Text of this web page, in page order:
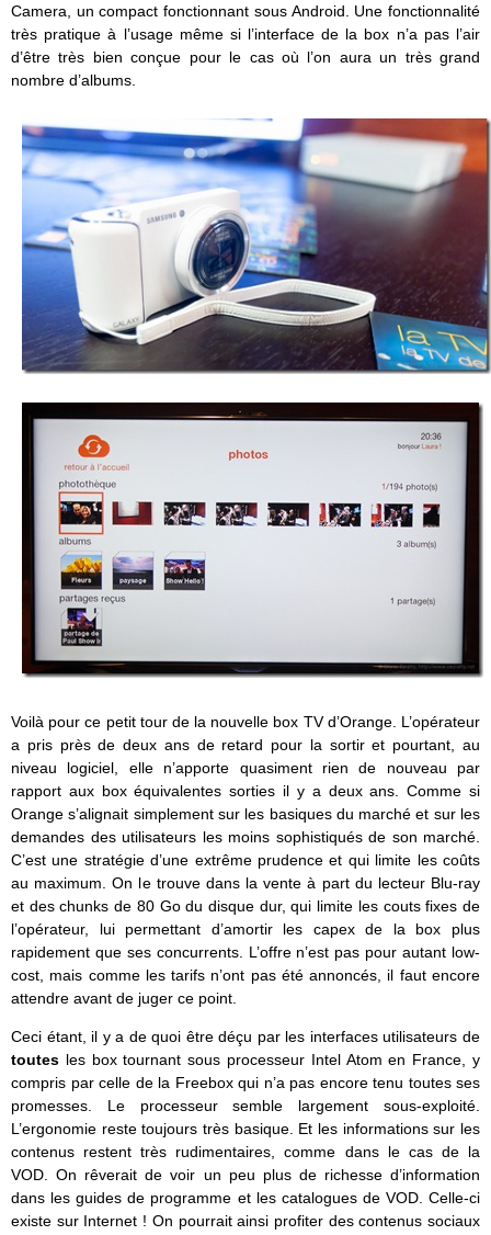
Camera, un compact fonctionnant sous Android. Une fonctionnalité
très pratique à l’usage même si l’interface de la box n’a pas l’air
d’être très bien conçue pour le cas où l’on aura un très grand
nombre d’albums.
Voilà pour ce petit tour de la nouvelle box TV d’Orange. L’opérateur
a pris près de deux ans de retard pour la sortir et pourtant, au
niveau logiciel, elle n’apporte quasiment rien de nouveau par
rapport aux box équivalentes sorties il y a deux ans. Comme si
Orange s’alignait simplement sur les basiques du marché et sur les
demandes des utilisateurs les moins sophistiqués de son marché.
C’est une stratégie d’une extrême prudence et qui limite les coûts
au maximum. On le trouve dans la vente à part du lecteur Blu-ray
et des chunks de 80 Go du disque dur, qui limite les couts fixes de
l’opérateur, lui permettant d’amortir les capex de la box plus
rapidement que ses concurrents. L’offre n’est pas pour autant low-
cost, mais comme les tarifs n’ont pas été annoncés, il faut encore
attendre avant de juger ce point.
Ceci étant, il y a de quoi être déçu par les interfaces utilisateurs de
toutes les box tournant sous processeur Intel Atom en France, y
compris par celle de la Freebox qui n’a pas encore tenu toutes ses
promesses. Le processeur semble largement sous-exploité.
L’ergonomie reste toujours très basique. Et les informations sur les
contenus restent très rudimentaires, comme dans le cas de la
VOD. On rêverait de voir un peu plus de richesse d’information
dans les guides de programme et les catalogues de VOD. Celle-ci
existe sur Internet ! On pourrait ainsi profiter des contenus sociaux